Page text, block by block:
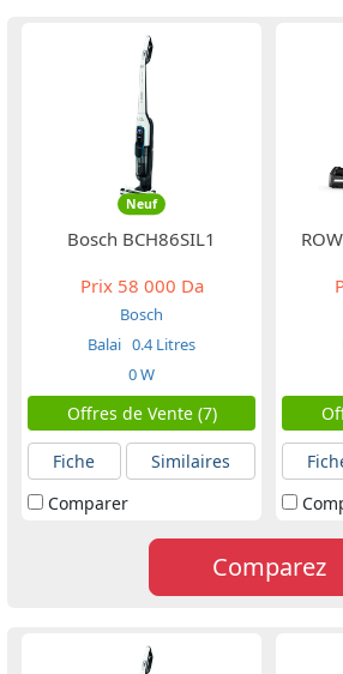
Neuf
Bosch BCH86SIL1
Prix58 000 Da
Bosch
Balai 0.4 Litres
0 W
Offres de Vente (7)
Fiche
Similaires
Comparer
Comparez